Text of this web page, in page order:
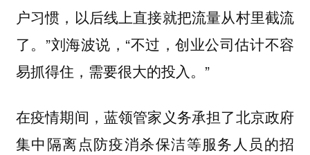
户习惯，以后线上直接就把流量从村里截流
了。”刘海波说，“不过，创业公司估计不容
易抓得住，需要很大的投入。”
在疫情期间，蓝领管家义务承担了北京政府
集中隔离点防疫消杀保洁等服务人员的招